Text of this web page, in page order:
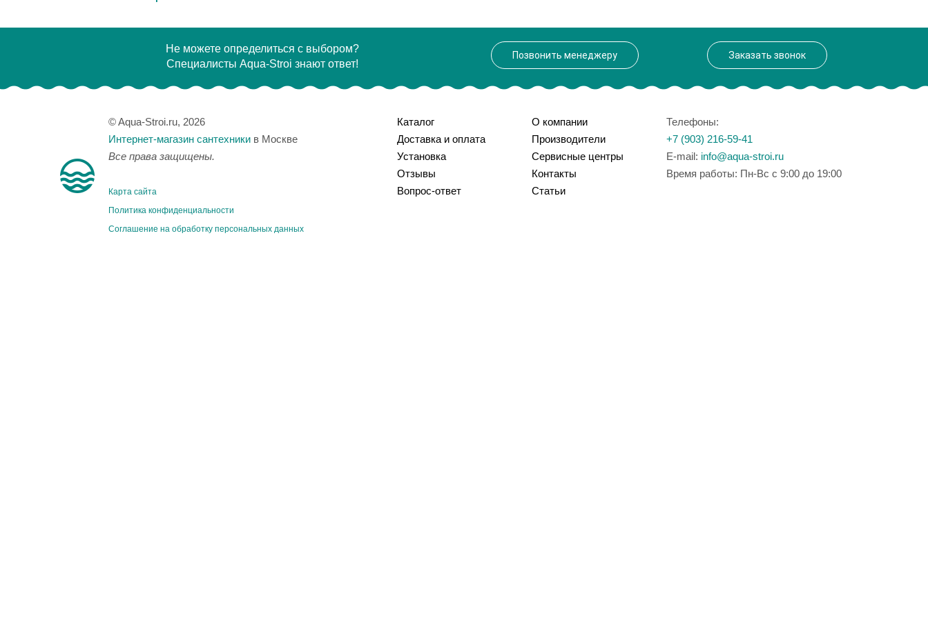
Не можете определиться с выбором?
Специалисты Aqua-Stroi знают ответ!
Позвонить менеджеру Заказать звонок
© Aqua-Stroi.ru, 2026
Интернет-магазин сантехники в Москве
Все права защищены.
Карта сайта
Политика конфиденциальности
Соглашение на обработку персональных данных
Каталог
Доставка и оплата
Установка
Отзывы
Вопрос-ответ
О компании
Производители
Сервисные центры
Контакты
Статьи
Телефоны:
+7 (903) 216-59-41
E-mail: info@aqua-stroi.ru
Время работы: Пн-Вс с 9:00 до 19:00